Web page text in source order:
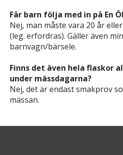
Får barn följa med in på En
Nej, man måste vara 20 år
(leg. erfordras). Gäller även
barnvagn/bärsele.
Finns det även hela flaskor
under mässdagarna?
Nej, det är endast smakprov
mässan.